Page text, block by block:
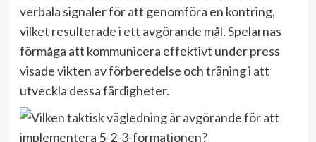
verbala signaler för att genomföra en kontring,
vilket resulterade i ett avgörande mål. Spelarnas
förmåga att kommunicera effektivt under press
visade vikten av förberedelse och träning i att
utveckla dessa färdigheter.